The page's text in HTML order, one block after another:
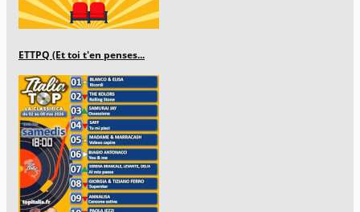
ETTPQ (Et toi t'en penses...